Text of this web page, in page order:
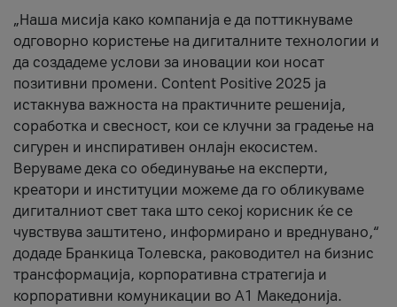
„Наша мисија како компанија е да поттикнуваме
одговорно користење на дигиталните технологии и
да создадеме услови за иновации кои носат
позитивни промени. Content Positive 2025 ја
истакнува важноста на практичните решенија,
соработка и свесност, кои се клучни за градење на
сигурен и инспиративен онлајн екосистем.
Веруваме дека со обединување на експерти,
креатори и институции можеме да го обликуваме
дигиталниот свет така што секој корисник ќе се
чувствува заштитено, информирано и вреднувано,“
додаде Бранкица Толевска, раководител на бизнис
трансформација, корпоративна стратегија и
корпоративни комуникации во А1 Македонија.